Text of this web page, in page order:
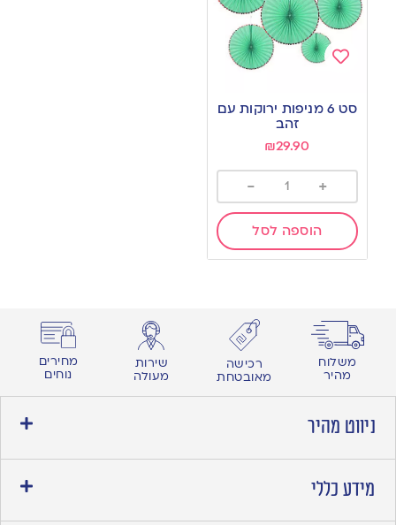
to
סט 6 מניפות ירוקות עם
זהב
₪29.90
+
-
הוספה לסל
משלוח
מהיר
רכישה
מאובטחת
שירות
מעולה
מחירים
נוחים
ניווט מהיר
מידע כללי